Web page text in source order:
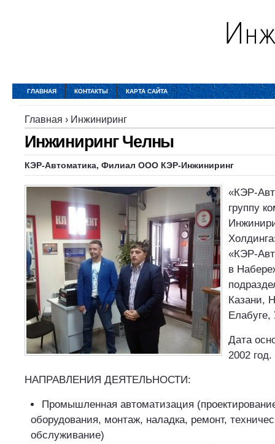
ГЛАВНАЯ КОНТАКТЫ КАРТА САЙТА
Главная › Инжиниринг
Инжиниринг Челны
КЭР-Автоматика, Филиал ООО КЭР-Инжиниринг
«КЭР-
группу
«КЭР-
в
Казани,
Елабуге,
Дата
2002 год.
НАПРАВЛЕНИЯ ДЕЯТЕЛЬНОСТИ:
Промышленная автоматизация
оборудования, монтаж, наладка, ремонт,
обслуживание)